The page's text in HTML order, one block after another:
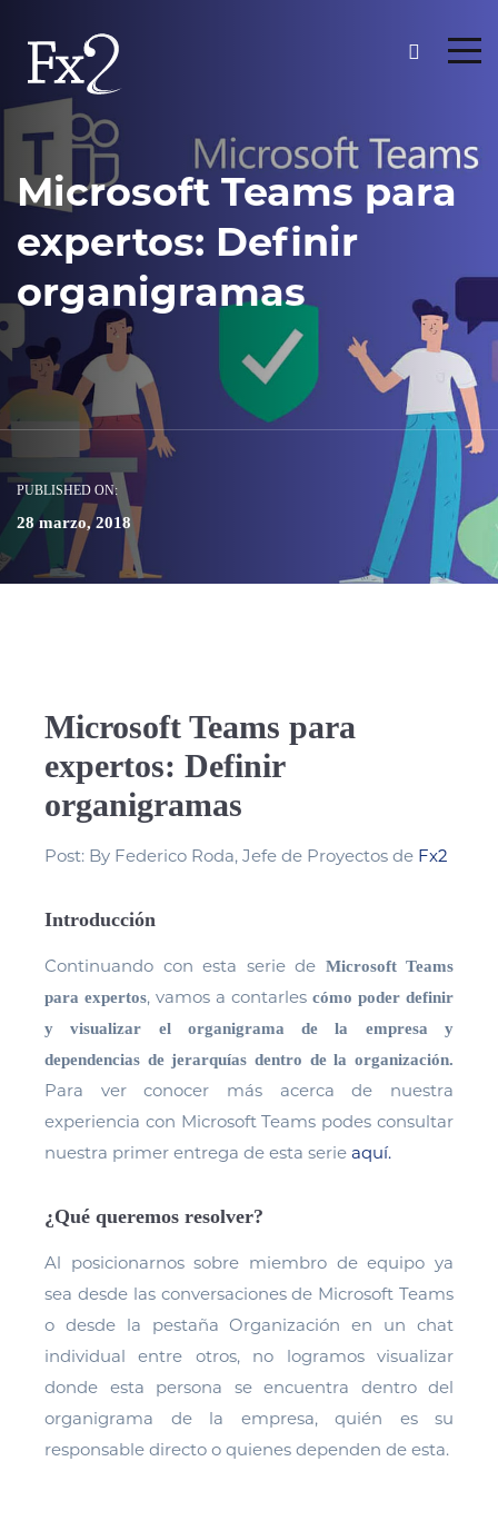
Microsoft Teams para
expertos: Definir
organigramas
PUBLISHED ON:
28 marzo, 2018
Microsoft Teams para
expertos: Definir
organigramas
Post: By Federico Roda, Jefe de Proyectos de Fx2
Introducción
Continuando con esta serie de Microsoft Teams
para expertos, vamos a contarles cómo poder definir
y visualizar el organigrama de la empresa y
dependencias de jerarquías dentro de la organización.
Para ver conocer más acerca de nuestra
experiencia con Microsoft Teams podes consultar
nuestra primer entrega de esta serie aquí.
¿Qué queremos resolver?
Al posicionarnos sobre miembro de equipo ya
sea desde las conversaciones de Microsoft Teams
o desde la pestaña Organización en un chat
individual entre otros, no logramos visualizar
donde esta persona se encuentra dentro del
organigrama de la empresa, quién es su
responsable directo o quienes dependen de esta.